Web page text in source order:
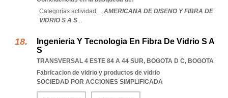
Categorías actividad: ...AMERICANA DE DISENO Y FIBRA DE
VIDRIO S A S...
Ingenieria Y Tecnologia En Fibra De Vidrio S A
S
TRANSVERSAL 4 ESTE 84 A 44 SUR, BOGOTA D C, BOGOTA
Fabricacion de vidrio y productos de vidrio
SOCIEDAD POR ACCIONES SIMPLIFICADA